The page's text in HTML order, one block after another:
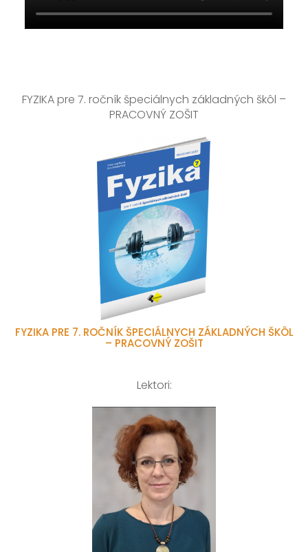
FYZIKA pre 7. ročník špeciálnych základných škôl –
PRACOVNÝ ZOŠIT
FYZIKA PRE 7. ROČNÍK ŠPECIÁLNYCH ZÁKLADNÝCH ŠKÔL
– PRACOVNÝ ZOŠIT
Lektori: